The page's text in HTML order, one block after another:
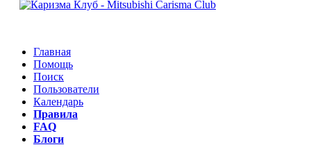
Главная
Помощь
Поиск
Пользователи
Календарь
Правила
FAQ
Блоги